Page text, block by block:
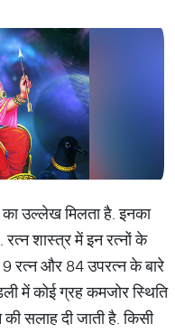
का उल्लेख मिलता है. इनका
शास्त्र में इन रत्नों के
9 रत्न और 84 उपरत्न के बारे
में कोई ग्रह कमजोर स्थिति
सलाह दी जाती है. किसी